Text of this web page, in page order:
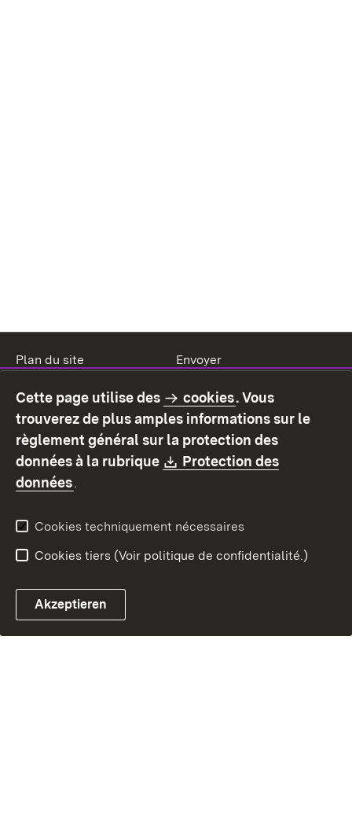
Plan du site
Envoyer
Mode d'emploi
Déclaration sur
l'accessibilité
Contact
Signaler un lien brisé
Cette page utilise des cookies. Vous
trouverez de plus amples informations sur le
règlement général sur la protection des
données à la rubrique
Download:
Protection des
données.
Cookies techniquement nécessaires
Cookies tiers (Voir politique de confidentialité.)
Akzeptieren